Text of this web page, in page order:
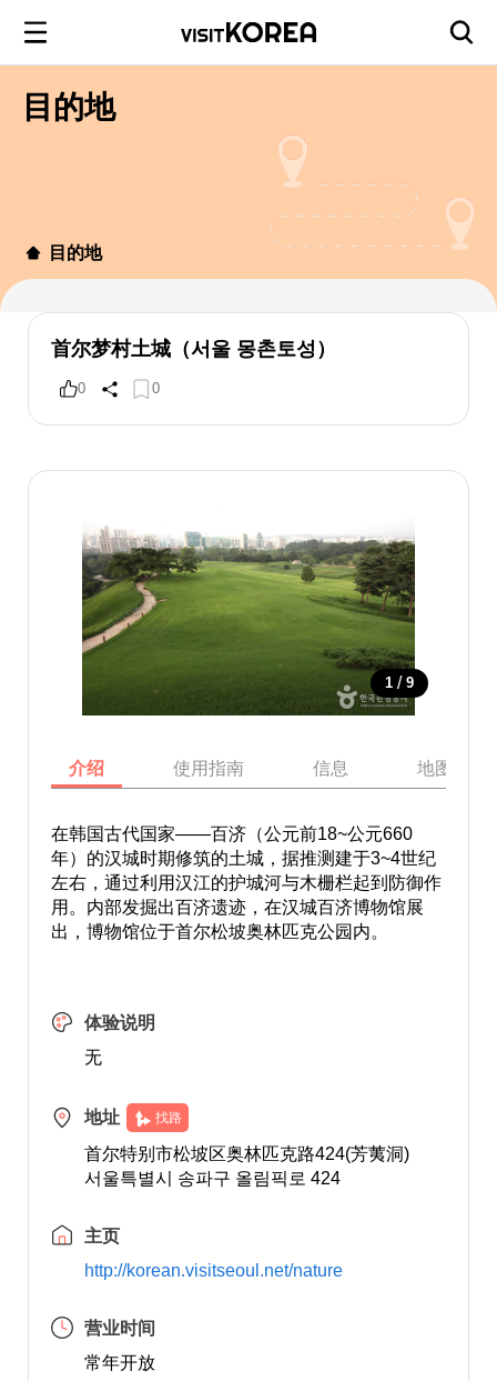
目的地
目的地
首尔梦村土城（서울 몽촌토성）
0 0
1 / 9
介绍 使用指南 信息 地图
在韩国古代国家——百济（公元前18~公元660
年）的汉城时期修筑的土城，据推测建于3~4世纪
左右，通过利用汉江的护城河与木栅栏起到防御作
用。内部发掘出百济遗迹，在汉城百济博物馆展
出，博物馆位于首尔松坡奥林匹克公园内。
体验说明
无
地址 找路
首尔特别市松坡区奥林匹克路424(芳荑洞)
서울특별시 송파구 올림픽로 424
主页
http://korean.visitseoul.net/nature
营业时间
常年开放